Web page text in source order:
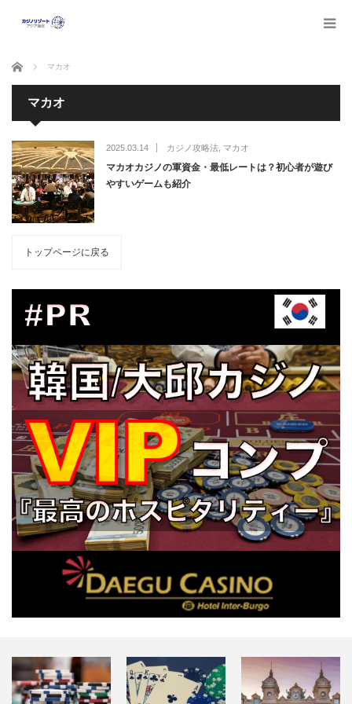
ホーム マカオ
マカオ
2025.03.14 カジノ攻略法, マカオ
マカオカジノの軍資金・最低レートは？初心者が遊び
やすいゲームも紹介
トップページに戻る